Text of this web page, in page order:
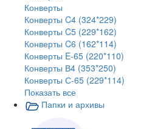
Конверты
Конверты C4 (324*229)
Конверты C5 (229*162)
Конверты C6 (162*114)
Конверты E-65 (220*110)
Конверты В4 (353*250)
Конверты С-65 (229*114)
Показать все
Папки и архивы